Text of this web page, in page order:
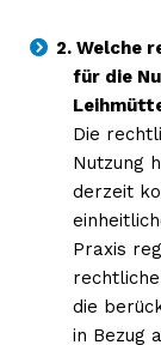
2. Welche
für die
Die
Nutzung
derzeit
Praxis
die
in Bezug